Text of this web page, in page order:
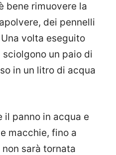
bene rimuovere la
dei pennelli
volta eseguito
un paio di
in un litro di acqua
il panno in acqua e
macchie, fino a
sarà tornata